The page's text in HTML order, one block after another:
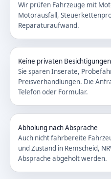
Wir prüfen Fahrzeuge mit
Motorausfall,
Reparaturaufwand.
Keine privaten Besichtigungen
Sie sparen Inserate,
Preisverhandlungen. Die
Telefon oder Formular.
Abholung nach Absprache
Auch nicht fahrbereite
und Zustand in Remscheid,
Absprache abgeholt werden.